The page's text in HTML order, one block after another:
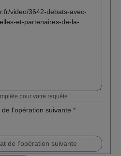
pour votre requête
l’opération suivante *